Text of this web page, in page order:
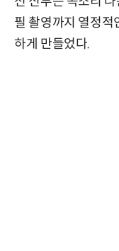
필 촬영까지 열정적
하게 만들었다.